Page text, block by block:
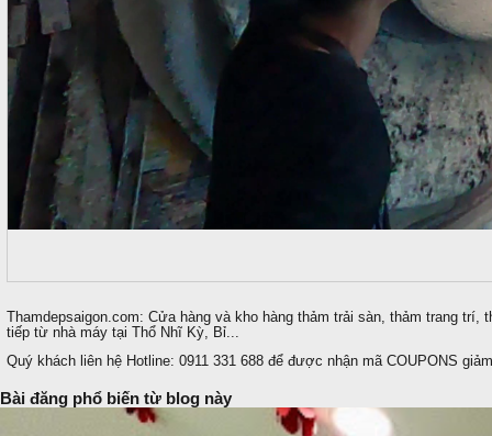
Thamdepsaigon.com: Cửa hàng và kho hàng thảm trải sàn, thảm trang
tiếp từ nhà máy tại Thổ Nhĩ Kỳ, Bỉ...
Quý khách liên hệ Hotline: 0911 331 688 để được nhận mã COUPONS
Bài đăng phổ biến từ blog này